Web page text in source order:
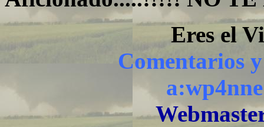
Eres el
Comentarios
a: